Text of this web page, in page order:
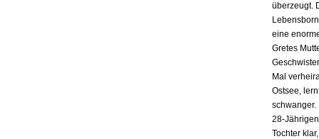
überzeugt.
eine
Gretes
Mal
Ostsee,
schwanger.
28-
Tochter